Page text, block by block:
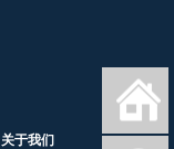
关于我们